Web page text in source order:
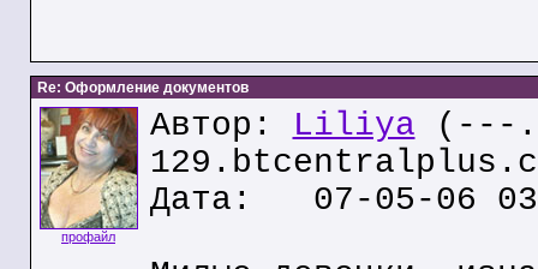
Re: Оформление документов
профайл
Автор: Liliya (---
Дата: 07-05-06